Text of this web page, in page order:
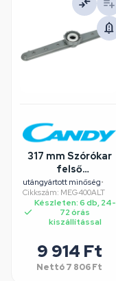
317 mm Szórókar
felső
(utángyártott)
CANDY
mosogatógép
utángyártott minőség•
Cikkszám: MEG400ALT
Készleten: 6 db, 24-
72 órás
kiszállítással
9 914 Ft
Nettó7 806 Ft